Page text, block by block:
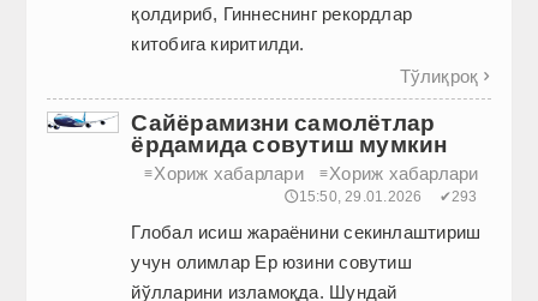
қолдириб, Гиннеснинг рекордлар
китобига киритилди.
Тўлиқроқ 
Сайёрамизни самолётлар
ёрдамида совутиш мумкин
≡Хориж хабарлари ≡Хориж хабарлари
🕔15:50, 29.01.2026 ✔293
Глобал исиш жараёнини секинлаштириш
учун олимлар Ер юзини совутиш
йўлларини изламоқда. Шундай